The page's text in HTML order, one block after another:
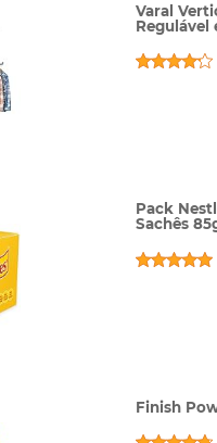
Varal
Regulável
Pack
Sachês
Finish